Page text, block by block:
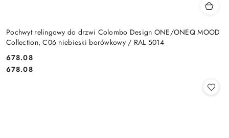
Pochwyt relingowy do drzwi Colombo Design ONE/ONEQ MOOD
Collection, C06 niebieski borówkowy / RAL 5014
Cena:
678.08
Cena:
678.08